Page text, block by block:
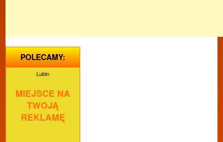
POLECAMY:
Lubin
MIEJSCE NA
TWOJĄ
REKLAMĘ